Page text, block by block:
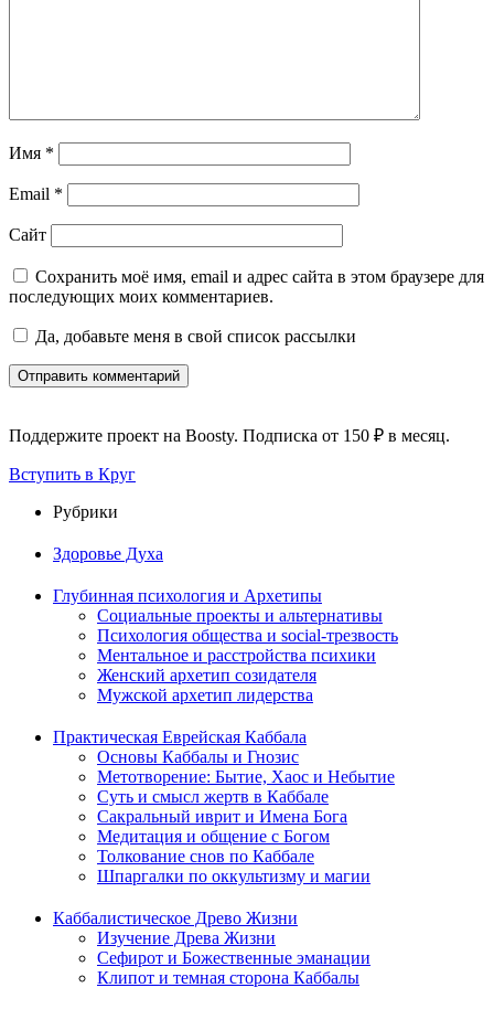
Имя *
Email *
Сайт
Сохранить моё имя, email и адрес сайта в этом браузере для
последующих моих комментариев.
Да, добавьте меня в свой список рассылки
Поддержите проект на Boosty. Подписка от 150 ₽ в месяц.
Вступить в Круг
Рубрики
Здоровье Духа
Глубинная психология и Архетипы
Социальные проекты и альтернативы
Психология общества и social-трезвость
Ментальное и расстройства психики
Женский архетип созидателя
Мужской архетип лидерства
Практическая Еврейская Каббала
Основы Каббалы и Гнозис
Метотворение: Бытие, Хаос и Небытие
Суть и смысл жертв в Каббале
Сакральный иврит и Имена Бога
Медитация и общение с Богом
Толкование снов по Каббале
Шпаргалки по оккультизму и магии
Каббалистическое Древо Жизни
Изучение Древа Жизни
Сефирот и Божественные эманации
Клипот и темная сторона Каббалы